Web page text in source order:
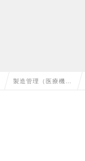
製造管理（医療機器